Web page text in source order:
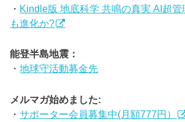
・ Kindle版 地底科学 共鳴の真実 AI超管
も進化か?
能登半島地震：
・地球守活動募金先
メルマガ始めました:
・サポーター会員募集中(月額777円）